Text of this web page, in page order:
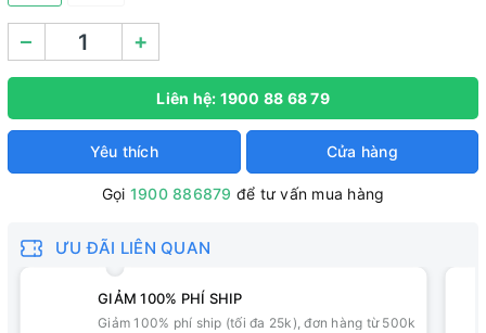
– +
Liên hệ: 1900 88 68 79
Yêu thích Cửa hàng
Gọi 1900 886879 để tư vấn mua hàng
ƯU ĐÃI LIÊN QUAN
GIẢM 100% PHÍ SHIP
Giảm 100% phí ship (tối đa 25k), đơn hàng từ 500k